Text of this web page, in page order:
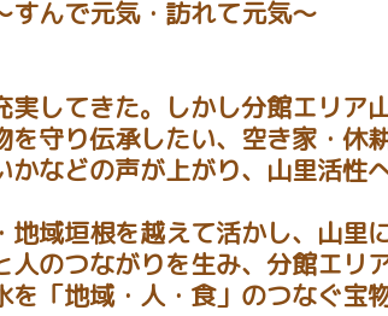
すんで元気・訪れて元気～
してきた。しかし分館エリア
守り伝承したい、空き家・休
などの声が上がり、山里活性
域垣根を越えて活かし、山里
のつながりを生み、分館エリ
を「地域・人・食」のつなぐ